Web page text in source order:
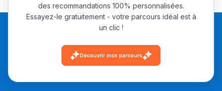
دليل المهن
دليل التوجيه
des recommandations 100% personnalisées.
Essayez-le gratuitement - votre parcours idéal est à
un clic !
Découvrir mon parcours